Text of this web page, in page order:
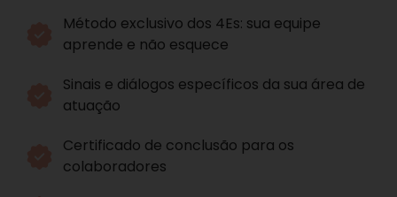
Método exclusivo dos 4Es: sua equipe
aprende e não esquece
Sinais e diálogos específicos da sua área de
atuação
Certificado de conclusão para os
colaboradores